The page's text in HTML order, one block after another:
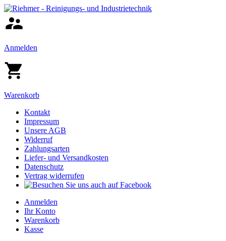
Anmelden
Warenkorb
Kontakt
Impressum
Unsere AGB
Widerruf
Zahlungsarten
Liefer- und Versandkosten
Datenschutz
Vertrag widerrufen
Anmelden
Ihr Konto
Warenkorb
Kasse